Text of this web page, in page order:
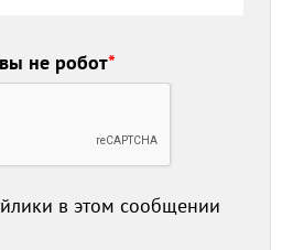
не робот*
в этом сообщении